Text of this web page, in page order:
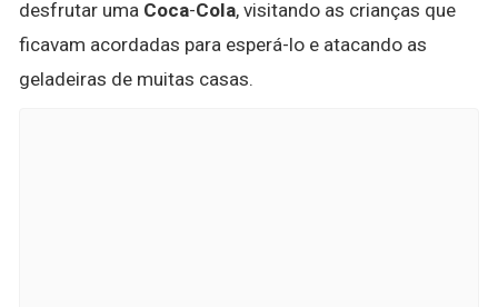
desfrutar uma Coca-Cola, visitando as crianças que
ficavam acordadas para esperá-lo e atacando as
geladeiras de muitas casas.